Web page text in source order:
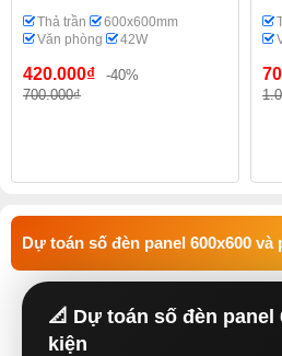
Thả trần
600x600mm
Văn phòng
42W
420.000₫
-40%
700.000₫
Dự toán số đèn panel 600x600 và
📐 Dự toán số đèn panel
kiện